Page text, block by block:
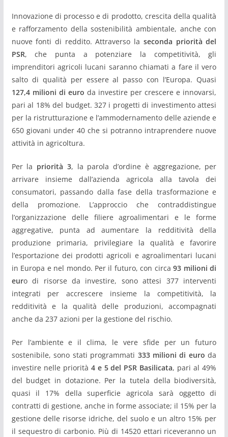
Innovazione di processo e di prodotto, crescita della qualità
e rafforzamento della sostenibilità ambientale, anche con
nuove fonti di reddito. Attraverso la seconda priorità del
PSR, che punta a potenziare la competitività, gli
imprenditori agricoli lucani saranno chiamati a fare il vero
salto di qualità per essere al passo con l’Europa. Quasi
127,4 milioni di euro da investire per crescere e innovarsi,
pari al 18% del budget. 327 i progetti di investimento attesi
per la ristrutturazione e l’ammodernamento delle aziende e
650 giovani under 40 che si potranno intraprendere nuove
attività in agricoltura.
Per la priorità 3, la parola d’ordine è aggregazione, per
arrivare insieme dall’azienda agricola alla tavola dei
consumatori, passando dalla fase della trasformazione e
della promozione. L’approccio che contraddistingue
l’organizzazione delle filiere agroalimentari e le forme
aggregative, punta ad aumentare la redditività della
produzione primaria, privilegiare la qualità e favorire
l’esportazione dei prodotti agricoli e agroalimentari lucani
in Europa e nel mondo. Per il futuro, con circa93 milioni di
euro di risorse da investire, sono attesi 377 interventi
integrati per accrescere insieme la competitività, la
redditività e la qualità delle produzioni, accompagnati
anche da 237 azioni per la gestione del rischio.
Per l’ambiente e il clima, le vere sfide per un futuro
sostenibile, sono stati programmati 333 milioni di euro da
investire nelle priorità 4 e 5 del PSR Basilicata, pari al 49%
del budget in dotazione. Per la tutela della biodiversità,
quasi il 17% della superficie agricola sarà oggetto di
contratti di gestione, anche in forme associate; il 15% per la
gestione delle risorse idriche, del suolo e un altro 15% per
il sequestro di carbonio. Più di 14520 ettari riceveranno un